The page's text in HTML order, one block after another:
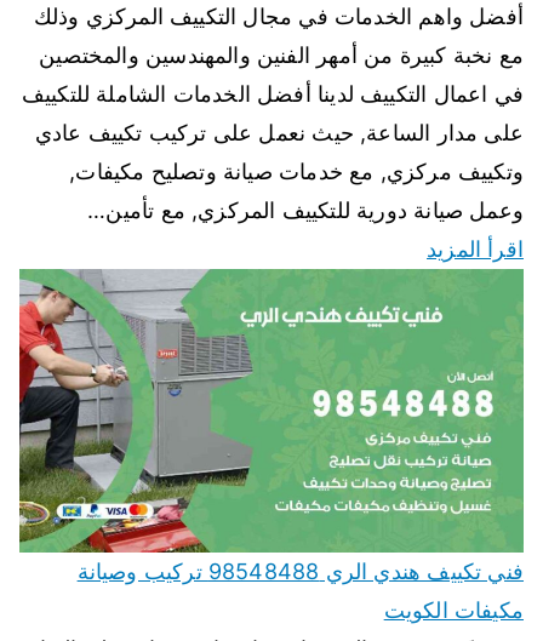
أفضل واهم الخدمات في مجال التكييف المركزي وذلك
مع نخبة كبيرة من أمهر الفنين والمهندسين والمختصين
في اعمال التكييف لدينا أفضل الخدمات الشاملة للتكييف
على مدار الساعة, حيث نعمل على تركيب تكييف عادي
وتكييف مركزي, مع خدمات صيانة وتصليح مكيفات,
وعمل صيانة دورية للتكييف المركزي, مع تأمين…
اقرأ المزيد
فني تكييف هندي الري 98548488 تركيب وصيانة
مكيفات الكويت